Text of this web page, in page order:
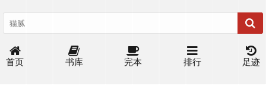
首页 书库 完本 排行 足迹